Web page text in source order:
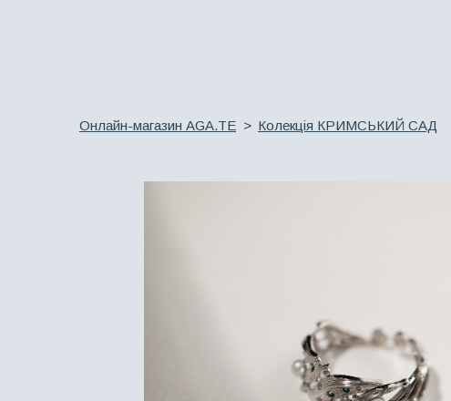
Онлайн-магазин AGA.TE Колекція КРИМСЬКИЙ САД